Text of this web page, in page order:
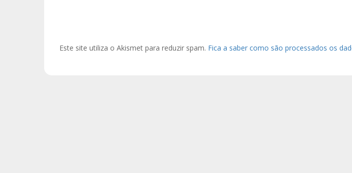
Este site utiliza o Akismet para reduzir spam. Fica a saber como são processados os